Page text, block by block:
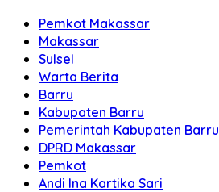
Pemkot Makassar
Makassar
Sulsel
Warta Berita
Barru
Kabupaten Barru
Pemerintah Kabupaten Barru
DPRD Makassar
Pemkot
Andi Ina Kartika Sari